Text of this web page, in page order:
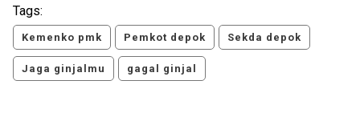
Tags:
Kemenko pmk Pemkot depok Sekda depok
Jaga ginjalmu gagal ginjal